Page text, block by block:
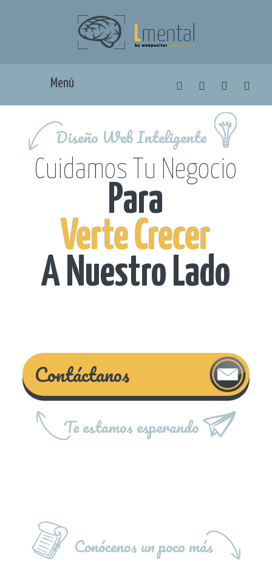
Menú
Diseño Web Inteligente
Cuidamos Tu Negocio
Para
Verte Crecer
A Nuestro Lado
Contáctanos
Te estamos esperando
Conócenos un poco más